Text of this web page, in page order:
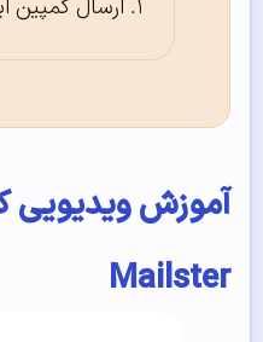
ارسال کمپین
آموزش ویدیویی
Mailster